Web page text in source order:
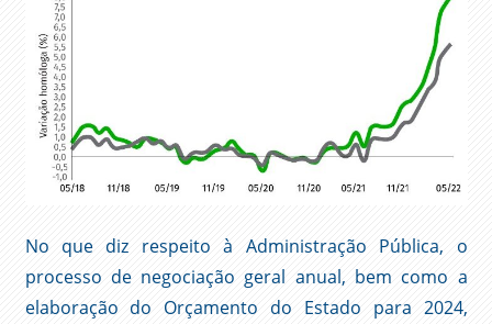
No que diz respeito à Administração Pública, o
processo de negociação geral anual, bem como a
elaboração do Orçamento do Estado para 2024,